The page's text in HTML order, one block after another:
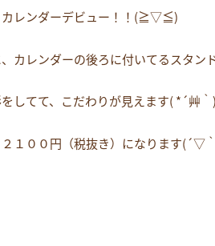
カレンダーデビュー！！(≧▽≦)
カレンダーの後ろに付いてるスタンド
してて、こだわりが見えます( *´艸｀)
１００円（税抜き）になります(´▽